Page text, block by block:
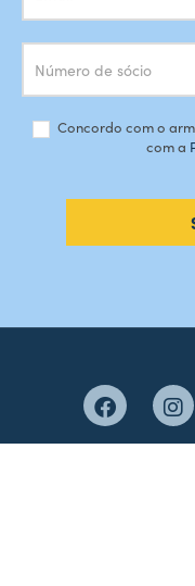
Concordo com o
com a